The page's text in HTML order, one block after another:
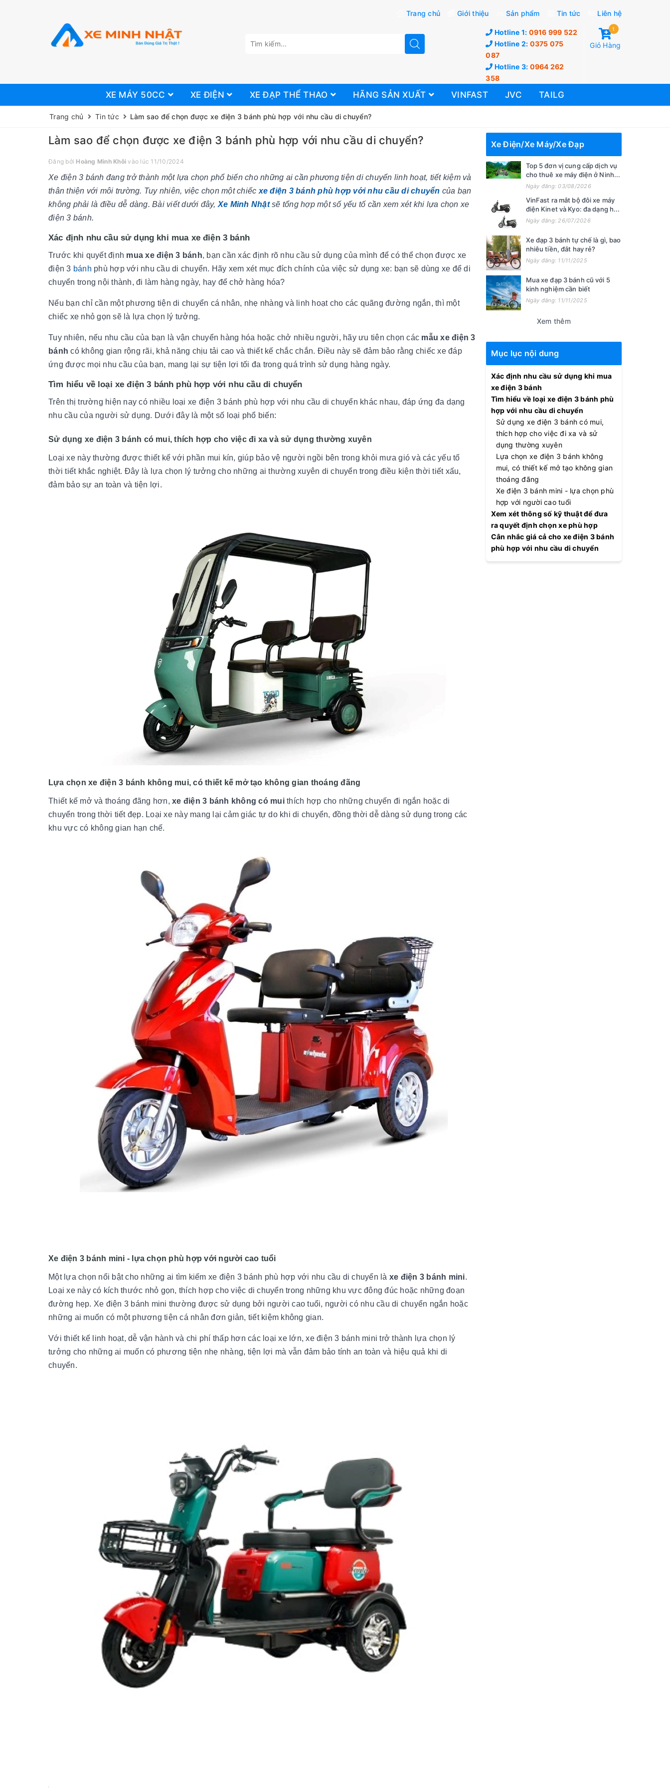
Trang chủ Giới thiệu Sản phẩm Tin tức Liên hệ
Hotline 1: 0916 999 522
Hotline 2: 0375 075
087
Hotline 3: 0964 262
358
1
Giỏ Hàng
XE MÁY 50CC XE ĐIỆN XE ĐẠP THỂ THAO HÃNG SẢN XUẤT VINFAST JVC TAILG
Trang chủ Tin tức Làm sao để chọn được xe điện 3 bánh phù hợp với nhu cầu di chuyển?
Làm sao để chọn được xe điện 3 bánh phù hợp với nhu cầu di chuyển?
Đăng bởi Hoàng Minh Khôi vào lúc 11/10/2024
Xe điện 3 bánh đang trở thành một lựa chọn phổ biến cho những ai cần phương tiện di chuyển linh hoạt, tiết kiệm và
thân thiện với môi trường. Tuy nhiên, việc chọn một chiếc xe điện 3 bánh phù hợp với nhu cầu di chuyển của bạn
không phải là điều dễ dàng. Bài viết dưới đây, Xe Minh Nhật sẽ tổng hợp một số yếu tố cần xem xét khi lựa chọn xe
điện 3 bánh.
Xác định nhu cầu sử dụng khi mua xe điện 3 bánh
Trước khi quyết định mua xe điện 3 bánh, bạn cần xác định rõ nhu cầu sử dụng của mình để có thể chọn được xe
điện 3 bánh phù hợp với nhu cầu di chuyển. Hãy xem xét mục đích chính của việc sử dụng xe: bạn sẽ dùng xe để di
chuyển trong nội thành, đi làm hàng ngày, hay để chở hàng hóa?
Nếu bạn chỉ cần một phương tiện di chuyển cá nhân, nhẹ nhàng và linh hoạt cho các quãng đường ngắn, thì một
chiếc xe nhỏ gọn sẽ là lựa chọn lý tưởng.
Tuy nhiên, nếu nhu cầu của bạn là vận chuyển hàng hóa hoặc chở nhiều người, hãy ưu tiên chọn các mẫu xe điện 3
bánh có không gian rộng rãi, khả năng chịu tải cao và thiết kế chắc chắn. Điều này sẽ đảm bảo rằng chiếc xe đáp
ứng được mọi nhu cầu của bạn, mang lại sự tiện lợi tối đa trong quá trình sử dụng hàng ngày.
Tìm hiểu về loại xe điện 3 bánh phù hợp với nhu cầu di chuyển
Trên thị trường hiện nay có nhiều loại xe điện 3 bánh phù hợp với nhu cầu di chuyển khác nhau, đáp ứng đa dạng
nhu cầu của người sử dụng. Dưới đây là một số loại phổ biến:
Sử dụng xe điện 3 bánh có mui, thích hợp cho việc đi xa và sử dụng thường xuyên
Loại xe này thường được thiết kế với phần mui kín, giúp bảo vệ người ngồi bên trong khỏi mưa gió và các yếu tố
thời tiết khắc nghiệt. Đây là lựa chọn lý tưởng cho những ai thường xuyên di chuyển trong điều kiện thời tiết xấu,
đảm bảo sự an toàn và tiện lợi.
Lựa chọn xe điện 3 bánh không mui, có thiết kế mở tạo không gian thoáng đãng
Thiết kế mở và thoáng đãng hơn, xe điện 3 bánh không có muithích hợp cho những chuyến đi ngắn hoặc di
chuyển trong thời tiết đẹp. Loại xe này mang lại cảm giác tự do khi di chuyển, đồng thời dễ dàng sử dụng trong các
khu vực có không gian hạn chế.
Xe điện 3 bánh mini - lựa chọn phù hợp với người cao tuổi
Một lựa chọn nổi bật cho những ai tìm kiếm xe điện 3 bánh phù hợp với nhu cầu di chuyển là xe điện 3 bánh mini.
Loại xe này có kích thước nhỏ gọn, thích hợp cho việc di chuyển trong những khu vực đông đúc hoặc những đoạn
đường hẹp. Xe điện 3 bánh mini thường được sử dụng bởi người cao tuổi, người có nhu cầu di chuyển ngắn hoặc
những ai muốn có một phương tiện cá nhân đơn giản, tiết kiệm không gian.
Với thiết kế linh hoạt, dễ vận hành và chi phí thấp hơn các loại xe lớn, xe điện 3 bánh mini trở thành lựa chọn lý
tưởng cho những ai muốn có phương tiện nhẹ nhàng, tiện lợi mà vẫn đảm bảo tính an toàn và hiệu quả khi di
chuyển.
Xe Điện/Xe Máy/Xe Đạp
Top 5 đơn vị cung cấp dịch vụ
cho thuê xe máy điện ở Ninh...
Ngày đăng: 03/08/2026
VinFast ra mắt bộ đôi xe máy
điện Kinet và Kyo: đa dạng h...
Ngày đăng: 26/07/2026
Xe đạp 3 bánh tự chế là gì, bao
nhiêu tiền, đắt hay rẻ?
Ngày đăng: 11/11/2025
Mua xe đạp 3 bánh cũ với 5
kinh nghiệm cần biết
Ngày đăng: 11/11/2025
Xem thêm
Mục lục nội dung
Xác định nhu cầu sử dụng khi mua
xe điện 3 bánh
Tìm hiểu về loại xe điện 3 bánh phù
hợp với nhu cầu di chuyển
Sử dụng xe điện 3 bánh có mui,
thích hợp cho việc đi xa và sử
dụng thường xuyên
Lựa chọn xe điện 3 bánh không
mui, có thiết kế mở tạo không gian
thoáng đãng
Xe điện 3 bánh mini - lựa chọn phù
hợp với người cao tuổi
Xem xét thông số kỹ thuật để đưa
ra quyết định chọn xe phù hợp
Cân nhắc giá cả cho xe điện 3 bánh
phù hợp với nhu cầu di chuyển